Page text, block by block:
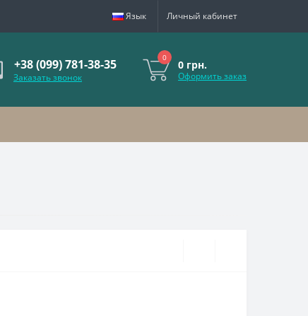
Язык Личный кабинет
+38 (099) 781-38-35
Заказать звонок
0
0 грн.
Оформить заказ